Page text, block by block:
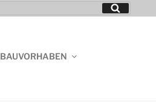
Suchen
BAUVORHABEN